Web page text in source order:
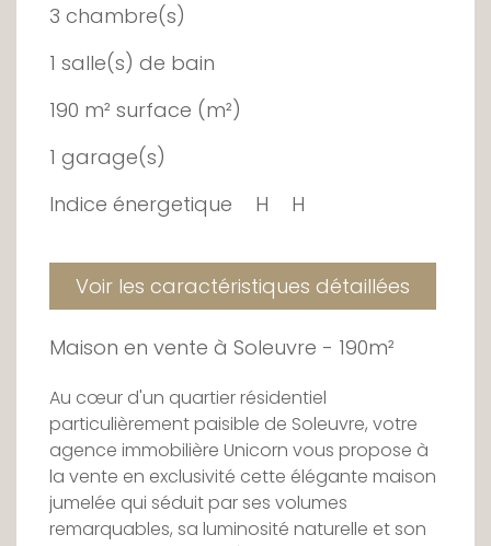
3 chambre(s)
1 salle(s) de bain
190 m² surface (m²)
1 garage(s)
Indice énergetique
H H
Voir les caractéristiques détaillées
Maison en vente à Soleuvre - 190m²
Au cœur d'un quartier résidentiel
particulièrement paisible de Soleuvre, votre
agence immobilière Unicorn vous propose à
la vente en exclusivité cette élégante maison
jumelée qui séduit par ses volumes
remarquables, sa luminosité naturelle et son